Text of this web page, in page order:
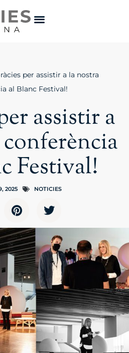
per assistir a la nostra
al Blanc Festival!
assistir a
Festival!
2025 NOTICIES